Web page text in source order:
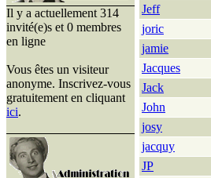
Il y a actuellement 314
invité(e)s et 0 membres
en ligne
Vous êtes un visiteur
anonyme. Inscrivez-vous
gratuitement en cliquant
ici.
Jeff
joric
jamie
Jacques
Jack
John
josy
jacquy
JP